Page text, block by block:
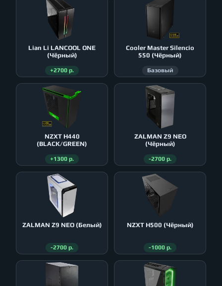
Lian Li LANCOOL ONE
(Чёрный)
+2700 р.
Cooler Master Silencio
550 (Чёрный)
Базовый
NZXT H440
(BLACK/GREEN)
+1300 р.
ZALMAN Z9 NEO
(Чёрный)
-2700 р.
ZALMAN Z9 NEO (Белый)
-2700 р.
NZXT H500 (Чёрный)
-1000 р.